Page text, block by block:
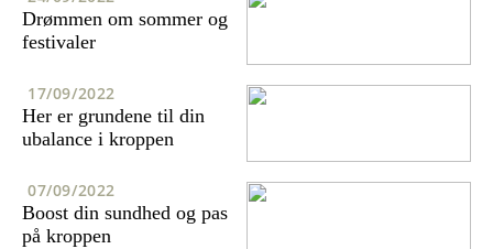
Drømmen om sommer og
festivaler
17/09/2022
Her er grundene til din
ubalance i kroppen
07/09/2022
Boost din sundhed og pas
på kroppen